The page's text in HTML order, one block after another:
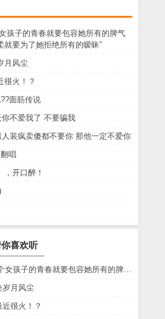
孩子的青春就要包容她所有的脾气
就要为了她拒绝所有的暧昧”
月风尘
很火！？
面筋传说
不爱我了 不要骗我
装疯卖傻都不要你 那他一定不爱你
唱
，开口醉！
喜欢听
“老人说你享受着一个女孩子的青春就要包容她所有的脾气享受一个男孩子的温柔就要为了她拒绝所有的暧昧”
岁月风尘
很火！？